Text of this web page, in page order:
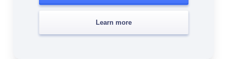
Learn more